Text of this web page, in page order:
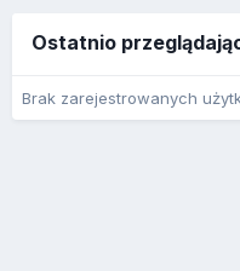
Ostatnio
Brak zarejestrowanych